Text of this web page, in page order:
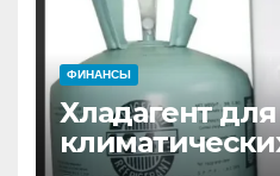
ФИНАНСЫ
Хладагент для